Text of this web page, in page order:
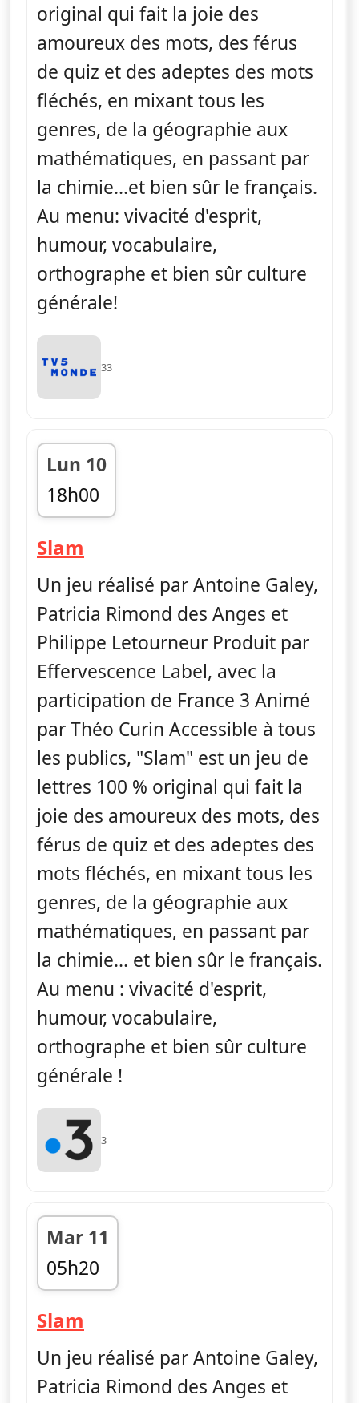
original qui fait la joie des
amoureux des mots, des férus
de quiz et des adeptes des mots
fléchés, en mixant tous les
genres, de la géographie aux
mathématiques, en passant par
la chimie...et bien sûr le français.
Au menu: vivacité d'esprit,
humour, vocabulaire,
orthographe et bien sûr culture
générale!
33
Lun 10
18h00
fin 18h50
Slam
Un jeu réalisé par Antoine Galey,
Patricia Rimond des Anges et
Philippe Letourneur Produit par
Effervescence Label, avec la
participation de France 3 Animé
par Théo Curin Accessible à tous
les publics, "Slam" est un jeu de
lettres 100 % original qui fait la
joie des amoureux des mots, des
férus de quiz et des adeptes des
mots fléchés, en mixant tous les
genres, de la géographie aux
mathématiques, en passant par
la chimie... et bien sûr le français.
Au menu : vivacité d'esprit,
humour, vocabulaire,
orthographe et bien sûr culture
générale !
3
Mar 11
05h20
fin 06h01
Slam
Un jeu réalisé par Antoine Galey,
Patricia Rimond des Anges et